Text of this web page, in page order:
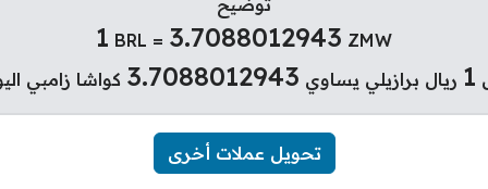
توضيح
1 BRL = 3.7088012943 ZMW
1 ريال برازيلي يساوي 3.7088012943 كواشا زامبي
تحويل عملات أخرى